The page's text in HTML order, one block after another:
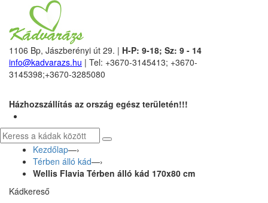
1106 Bp, Jászberényi út 29. | H-P: 9-18; Sz: 9 - 14
info@kadvarazs.hu | Tel: +3670-3145413; +3670-
3145398;+3670-3285080
Házhozszállítás az ország egész területén!!!
Kezdőlap—›
Térben álló kád—›
Wellis Flavia Térben álló kád 170x80 cm
Kádkereső